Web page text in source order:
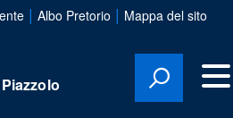
| Albo Pretorio | Mappa del sito